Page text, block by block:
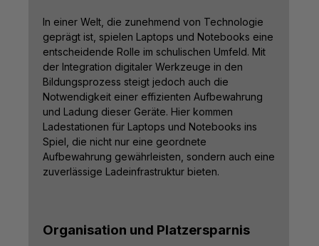
In einer Welt, die zunehmend von Technologie
geprägt ist, spielen Laptops und Notebooks eine
entscheidende Rolle im schulischen Umfeld. Mit
der Integration digitaler Werkzeuge in den
Bildungsprozess steigt jedoch auch die
Notwendigkeit einer effizienten Aufbewahrung
und Ladung dieser Geräte. Hier kommen
Ladestationen für Laptops und Notebooks ins
Spiel, die nicht nur eine geordnete
Aufbewahrung gewährleisten, sondern auch eine
zuverlässige Ladeinfrastruktur bieten.
Organisation und Platzersparnis